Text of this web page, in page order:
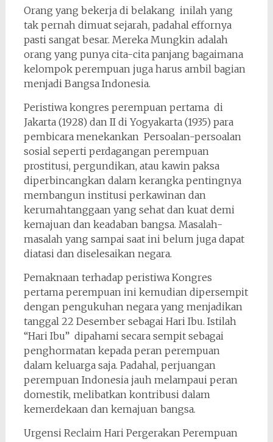
Orang yang bekerja di belakang inilah yang
tak pernah dimuat sejarah, padahal effornya
pasti sangat besar. Mereka Mungkin adalah
orang yang punya cita-cita panjang bagaimana
kelompok perempuan juga harus ambil bagian
menjadi Bangsa Indonesia.
Peristiwa kongres perempuan pertama di
Jakarta (1928) dan II di Yogyakarta (1935) para
pembicara menekankan Persoalan-persoalan
sosial seperti perdagangan perempuan
prostitusi, pergundikan, atau kawin paksa
diperbincangkan dalam kerangka pentingnya
membangun institusi perkawinan dan
kerumahtanggaan yang sehat dan kuat demi
kemajuan dan keadaban bangsa. Masalah-
masalah yang sampai saat ini belum juga dapat
diatasi dan diselesaikan negara.
Pemaknaan terhadap peristiwa Kongres
pertama perempuan ini kemudian dipersempit
dengan pengukuhan negara yang menjadikan
tanggal 22 Desember sebagai Hari Ibu. Istilah
“Hari Ibu” dipahami secara sempit sebagai
penghormatan kepada peran perempuan
dalam keluarga saja. Padahal, perjuangan
perempuan Indonesia jauh melampaui peran
domestik, melibatkan kontribusi dalam
kemerdekaan dan kemajuan bangsa.
Urgensi Reclaim Hari Pergerakan Perempuan